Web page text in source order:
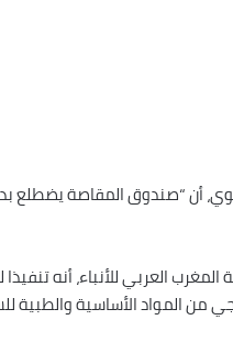
أن “صندوق المقاصة يضطلع
العربي للأنباء، أنه
من المواد الأساسية